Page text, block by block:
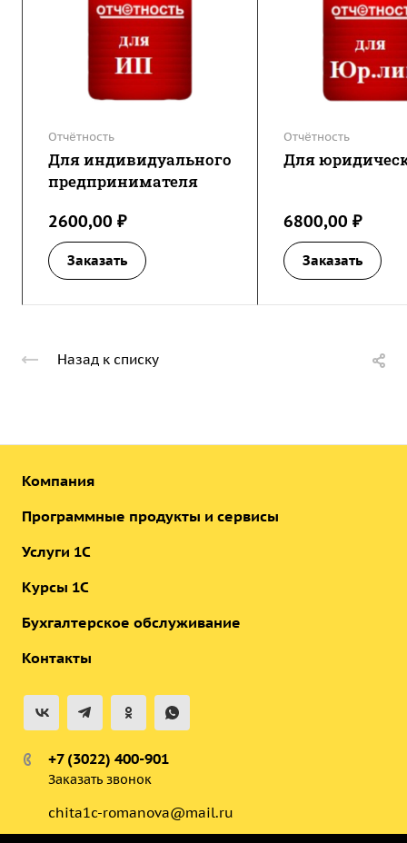
Отчётность
Для индивидуального
предпринимателя
2600,00 ₽
Заказать
Отчётность
Для
6800,00 ₽
Заказать
Назад к списку
Компания
Программные продукты и сервисы
Услуги 1С
Курсы 1С
Бухгалтерское обслуживание
Контакты
+7 (3022) 400-901
Заказать звонок
chita1c-romanova@mail.ru